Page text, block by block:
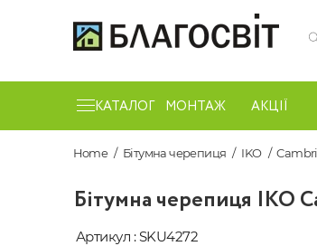
КАТАЛОГ МОНТАЖ АКЦІЇ
Home Бітумна черепиця IKO
Бітумна черепиця IKO
Артикул : SKU4272